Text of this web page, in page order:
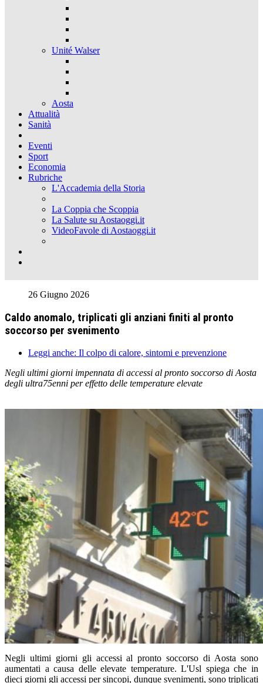
Unité Walser
Aosta
Attualità
Sanità
Eventi
Sport
Economia
Rubriche
L'Accademia della Storia
La Coppia che Scoppia
La Salute su Aostaoggi.it
VideoFavole di Aostaoggi.it
26 Giugno 2026
Caldo anomalo, triplicati gli anziani finiti al pronto
soccorso per svenimento
Leggi anche: Il colpo di calore, sintomi e prevenzione
Negli ultimi giorni impennata di accessi al pronto soccorso di Aosta
degli ultra75enni per effetto delle temperature elevate
Negli ultimi giorni gli accessi al pronto soccorso di Aosta sono
aumentati a causa delle elevate temperature. L'Usl spiega che in
dieci giorni gli accessi per sincopi, dunque svenimenti, sono triplicati